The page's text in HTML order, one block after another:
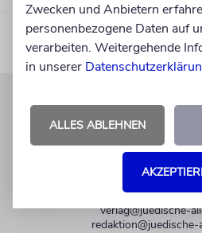
+49 30
Mo-Do 9-17
verlag@juedische-
redaktion@juedische-
Zwecken und Anbietern
personenbezogene Daten auf
verarbeiten. Weitergehende
in unserer
ALLES ABLEHNEN